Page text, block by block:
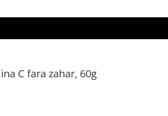
C fara zahar, 60g